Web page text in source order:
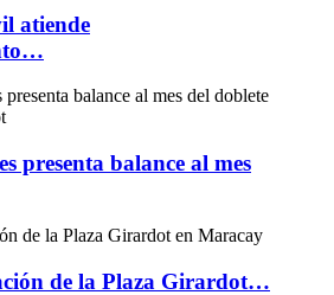
atiende
presenta balance al mes
de la Plaza Girardot…